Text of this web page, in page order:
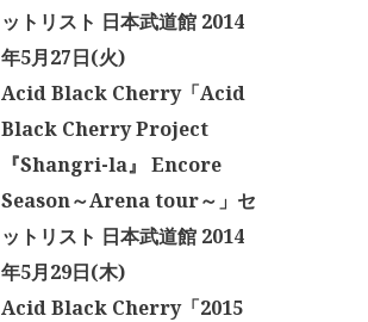
ットリスト 日本武道館 2014
年5月27日(火)
Acid Black Cherry「Acid
Black Cherry Project
『Shangri-la』 Encore
Season～Arena tour～」セ
ットリスト 日本武道館 2014
年5月29日(木)
Acid Black Cherry「2015